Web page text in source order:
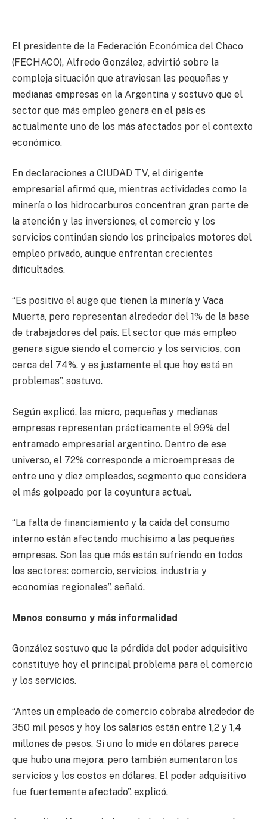
El presidente de la Federación Económica del Chaco
(FECHACO), Alfredo González, advirtió sobre la
compleja situación que atraviesan las pequeñas y
medianas empresas en la Argentina y sostuvo que el
sector que más empleo genera en el país es
actualmente uno de los más afectados por el contexto
económico.
En declaraciones a CIUDAD TV, el dirigente
empresarial afirmó que, mientras actividades como la
minería o los hidrocarburos concentran gran parte de
la atención y las inversiones, el comercio y los
servicios continúan siendo los principales motores del
empleo privado, aunque enfrentan crecientes
dificultades.
“Es positivo el auge que tienen la minería y Vaca
Muerta, pero representan alrededor del 1% de la base
de trabajadores del país. El sector que más empleo
genera sigue siendo el comercio y los servicios, con
cerca del 74%, y es justamente el que hoy está en
problemas”, sostuvo.
Según explicó, las micro, pequeñas y medianas
empresas representan prácticamente el 99% del
entramado empresarial argentino. Dentro de ese
universo, el 72% corresponde a microempresas de
entre uno y diez empleados, segmento que considera
el más golpeado por la coyuntura actual.
“La falta de financiamiento y la caída del consumo
interno están afectando muchísimo a las pequeñas
empresas. Son las que más están sufriendo en todos
los sectores: comercio, servicios, industria y
economías regionales”, señaló.
Menos consumo y más informalidad
González sostuvo que la pérdida del poder adquisitivo
constituye hoy el principal problema para el comercio
y los servicios.
“Antes un empleado de comercio cobraba alrededor de
350 mil pesos y hoy los salarios están entre 1,2 y 1,4
millones de pesos. Si uno lo mide en dólares parece
que hubo una mejora, pero también aumentaron los
servicios y los costos en dólares. El poder adquisitivo
fue fuertemente afectado”, explicó.